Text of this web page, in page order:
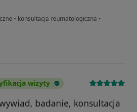
• konsultacja reumatologiczna •
wizyty
badanie, konsultacja